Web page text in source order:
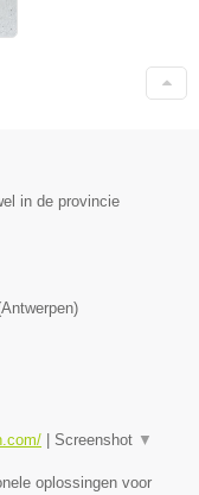
in de provincie
Antwerpen)
Screenshot ▼
oplossingen voor